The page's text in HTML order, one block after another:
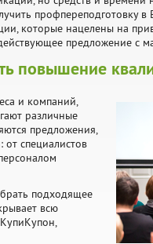
профпереподготовку
которые нацелены на
предложение с
повышение
и компаний,
различные
предложения,
специалистов
подходящее
всю